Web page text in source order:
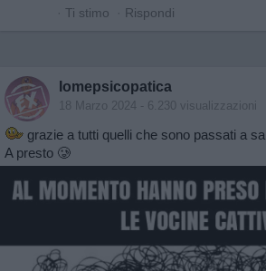
· Ti stimo · Rispondi
Iomepsicopatica
18 Marzo 2024 - 6.230 visualizzazioni
grazie a tutti quelli che sono passati a
A presto 🥲